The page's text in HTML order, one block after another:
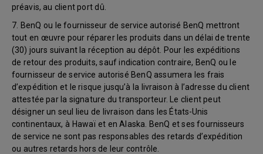
préavis, au client port dû.
7. BenQ ou le fournisseur de service autorisé BenQ mettront
tout en œuvre pour réparer les produits dans un délai de trente
(30) jours suivant la réception au dépôt. Pour les expéditions
de retour des produits, sauf indication contraire, BenQ ou le
fournisseur de service autorisé BenQ assumera les frais
d’expédition et le risque jusqu’à la livraison à l’adresse du client
attestée par la signature du transporteur. Le client peut
désigner un seul lieu de livraison dans les États-Unis
continentaux, à Hawaï et en Alaska. BenQ et ses fournisseurs
de service ne sont pas responsables des retards d’expédition
ou autres retards hors de leur contrôle.